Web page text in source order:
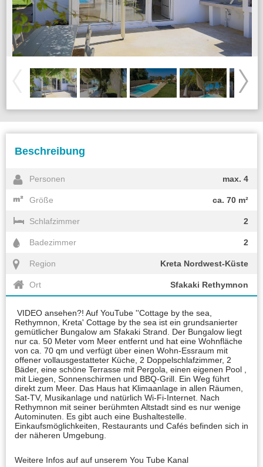
Beschreibung
Personen max. 4
Größe ca. 70 m²
Schlafzimmer 2
Badezimmer 2
Region Kreta Nordwest-Küste
Ort Sfakaki Rethymnon
VIDEO ansehen?! Auf YouTube ''Cottage by the sea,
Rethymnon, Kreta' Cottage by the sea ist ein grundsanierter
gemütlicher Bungalow am Sfakaki Strand. Der Bungalow liegt
nur ca. 50 Meter vom Meer entfernt und hat eine Wohnfläche
von ca. 70 qm und verfügt über einen Wohn-Essraum mit
offener vollausgestatteter Küche, 2 Doppelschlafzimmer, 2
Bäder, eine schöne Terrasse mit Pergola, einen eigenen Pool ,
mit Liegen, Sonnenschirmen und BBQ-Grill. Ein Weg führt
direkt zum Meer. Das Haus hat Klimaanlage in allen Räumen,
Sat-TV, Musikanlage und natürlich Wi-Fi-Internet. Nach
Rethymnon mit seiner berühmten Altstadt sind es nur wenige
Autominuten. Es gibt auch eine Bushaltestelle.
Einkaufsmöglichkeiten, Restaurants und Cafés befinden sich in
der näheren Umgebung.
Weitere Infos auf auf unserem You Tube Kanal